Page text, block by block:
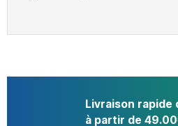
Livraison
à partir de